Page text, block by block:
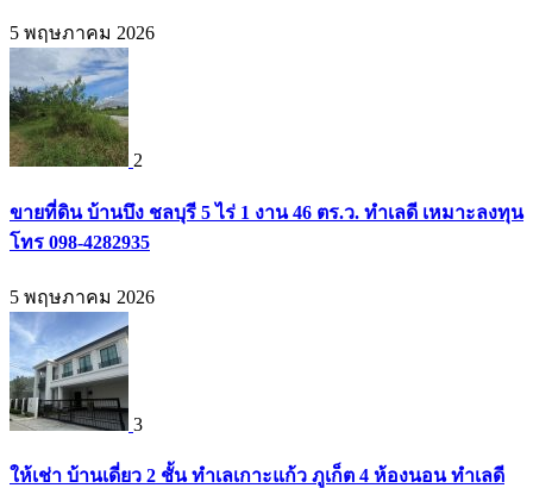
5 พฤษภาคม 2026
2
ขายที่ดิน บ้านบึง ชลบุรี 5 ไร่ 1 งาน 46 ตร.ว. ทำเลดี เหมาะลงทุน
โทร 098-4282935
5 พฤษภาคม 2026
3
ให้เช่า บ้านเดี่ยว 2 ชั้น ทำเลเกาะแก้ว ภูเก็ต 4 ห้องนอน ทำเลดี